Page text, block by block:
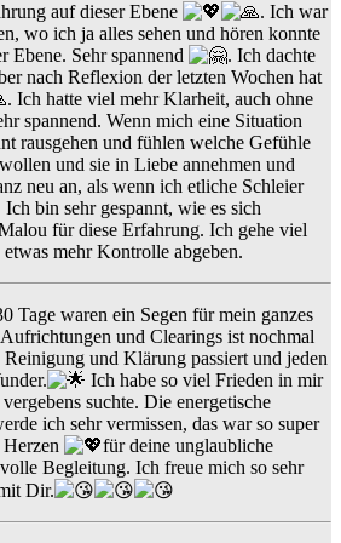
auf dieser Ebene
. Ich war
wo ich ja alles sehen und hören konnte
Ebene. Sehr spannend
. Ich dachte
nach Reflexion der letzten Wochen hat
. Ich hatte viel mehr Klarheit, auch ohne
spannend. Wenn mich eine Situation
rausgehen und fühlen welche Gefühle
und sie in Liebe annehmen und
neu an, als wenn ich etliche Schleier
Ich bin sehr gespannt, wie es sich
für diese Erfahrung. Ich gehe viel
mehr Kontrolle abgeben.
Tage waren ein Segen für mein ganzes
und Clearings ist nochmal
und Klärung passiert und jeden
Ich habe so viel Frieden in mir
suchte. Die energetische
ich sehr vermissen, das war so super
für deine unglaubliche
Begleitung. Ich freue mich so sehr
Dir.